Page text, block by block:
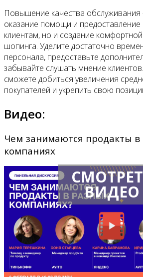
Повышение качества обслуживания
оказание помощи и
клиентам, но и создание
шопинга. Уделите достаточно
персонала, предоставьте
забывайте слушать мнение
сможете добиться увеличения
покупателей и укрепить свою
Видео:
Чем занимаются продакты в
компаниях
ВИДЕО